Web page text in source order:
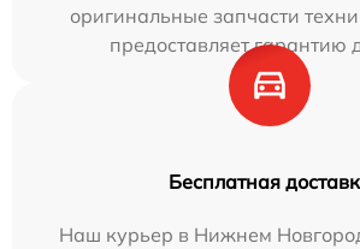
оригинальные запчасти
предоставляет гарантию
Бесплатная
Наш курьер в Нижнем